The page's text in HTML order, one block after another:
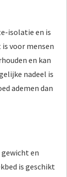
isolatie en is
voor mensen
en kan
nadeel is
ademen dan
gewicht en
is geschikt